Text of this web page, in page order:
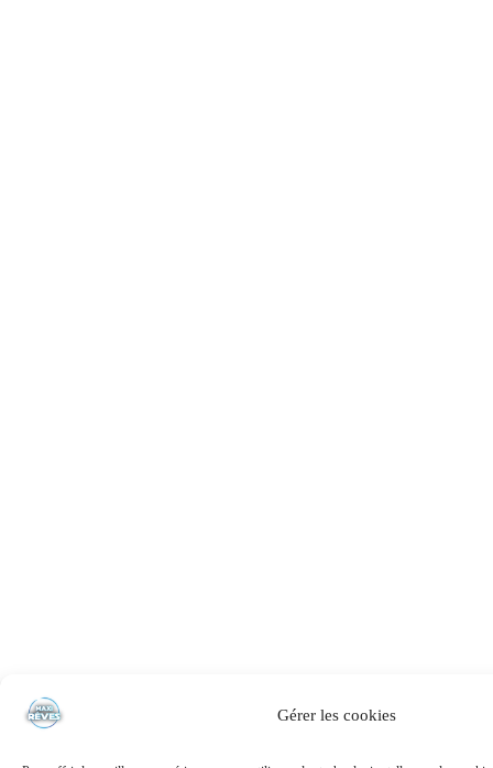
Gérer les cookies